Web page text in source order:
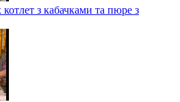
з кабачками та пюре з